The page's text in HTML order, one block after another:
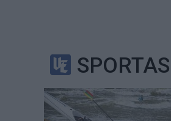
SPORTAS